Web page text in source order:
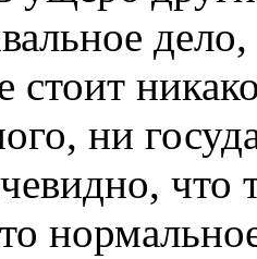
ни
что